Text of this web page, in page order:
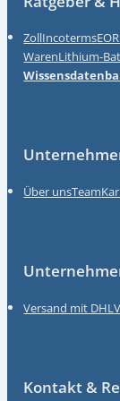
ZollIncoterms
WarenLithium-
Über unsTeam
Versand mit DHL
Kontakt &